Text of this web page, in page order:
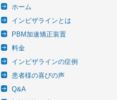
ホーム
インビザラインとは
PBM加速矯正装置
料金
インビザラインの症例
患者様の喜びの声
Q&A